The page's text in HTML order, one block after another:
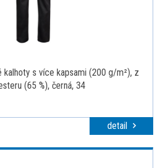
kalhoty s více kapsami (200 g/m²), z
(65 %), černá, 34
detail